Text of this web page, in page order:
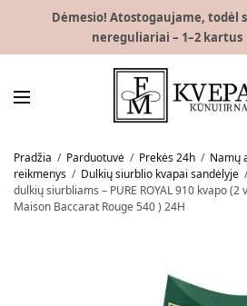
Dėmesio! Atostogaujame, todėl
nereguliariai – 1–2 kartus
Pradžia / Parduotuvė / Prekės 24h / Namų
reikmenys / Dulkių siurblio kvapai sandėlyje /
dulkių siurbliams – PURE ROYAL 910 kvapo (2
Maison Baccarat Rouge 540 ) 24H